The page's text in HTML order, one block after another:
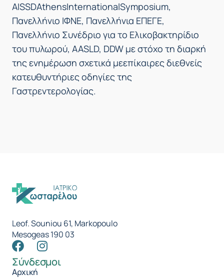
AISSDAthensInternationalSymposium,
Πανελλήνιο ΙΦΝΕ, Πανελλήνια ΕΠΕΓΕ,
Πανελλήνιο Συνέδριο για το Ελικοβακτηρίδιο
του πυλωρού, AASLD, DDW με στόχο τη διαρκή
της ενημέρωση σχετικά μεεπίκαιρες διεθνείς
κατευθυντήριες οδηγίες της
Γαστρεντερολογίας.
Leof. Souniou 61, Markopoulo
Mesogeas 190 03
Σύνδεσμοι
Αρχική